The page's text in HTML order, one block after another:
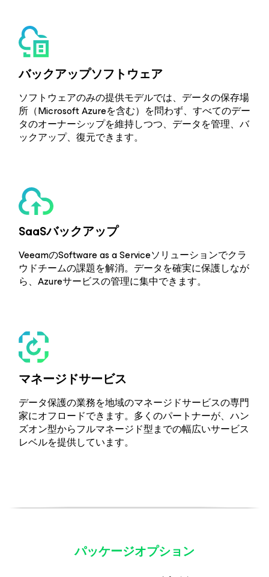
バックアップソフトウェア
ソフトウェアのみの提供モデルでは、データの保存場
所（Microsoft Azureを含む）を問わず、すべてのデー
タのオーナーシップを維持しつつ、データを管理、バ
ックアップ、復元できます。
SaaSバックアップ
VeeamのSoftware as a Serviceソリューションでクラ
ウドチームの課題を解消。データを確実に保護しなが
ら、Azureサービスの管理に集中できます。
マネージドサービス
データ保護の業務を地域のマネージドサービスの専門
家にオフロードできます。多くのパートナーが、ハン
ズオン型からフルマネージド型までの幅広いサービス
レベルを提供しています。
パッケージオプション